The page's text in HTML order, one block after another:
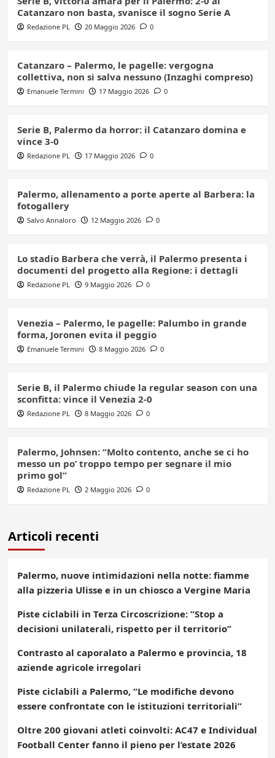
Catanzaro non basta, svanisce il sogno Serie A
Redazione PL 20 Maggio 2026 0
Catanzaro – Palermo, le pagelle: vergogna
collettiva, non si salva nessuno (Inzaghi compreso)
Emanuele Termini 17 Maggio 2026 0
Serie B, Palermo da horror: il Catanzaro domina e
vince 3-0
Redazione PL 17 Maggio 2026 0
Palermo, allenamento a porte aperte al Barbera: la
fotogallery
Salvo Annaloro 12 Maggio 2026 0
Lo stadio Barbera che verrà, il Palermo presenta i
documenti del progetto alla Regione: i dettagli
Redazione PL 9 Maggio 2026 0
Venezia – Palermo, le pagelle: Palumbo in grande
forma, Joronen evita il peggio
Emanuele Termini 8 Maggio 2026 0
Serie B, il Palermo chiude la regular season con una
sconfitta: vince il Venezia 2-0
Redazione PL 8 Maggio 2026 0
Palermo, Johnsen: “Molto contento, anche se ci ho
messo un po’ troppo tempo per segnare il mio
primo gol”
Redazione PL 2 Maggio 2026 0
Articoli recenti
Palermo, nuove intimidazioni nella notte: fiamme
alla pizzeria Ulisse e in un chiosco a Vergine Maria
Piste ciclabili in Terza Circoscrizione: “Stop a
decisioni unilaterali, rispetto per il territorio”
Contrasto al caporalato a Palermo e provincia, 18
aziende agricole irregolari
Piste ciclabili a Palermo, “Le modifiche devono
essere confrontate con le istituzioni territoriali”
Oltre 200 giovani atleti coinvolti: AC47 e Individual
Football Center fanno il pieno per l’estate 2026